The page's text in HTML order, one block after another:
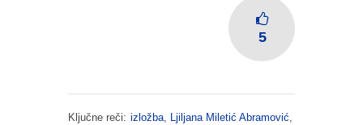
5
Ključne reči: izložba, Ljiljana Miletić Abramović,